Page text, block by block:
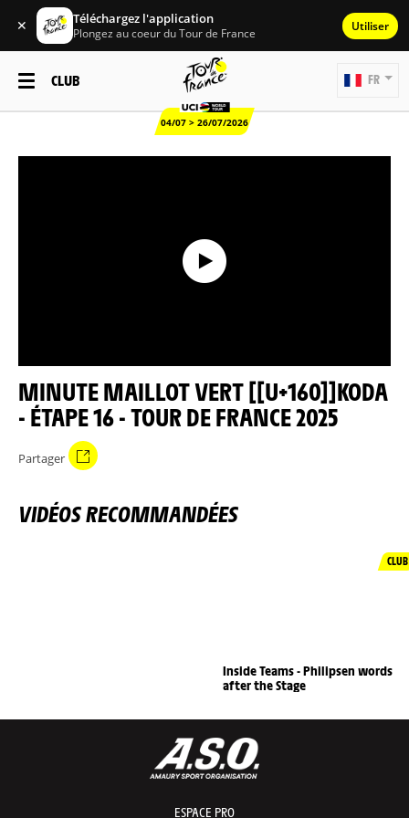
✕ Téléchargez l'application
Plongez au coeur du Tour de France Utiliser
CLUB
04/07 > 26/07/2026
FR
MINUTE MAILLOT VERT [[U+160]]KODA
- ÉTAPE 16 - TOUR DE FRANCE 2025
Partager
VIDÉOS RECOMMANDÉES
CLUB
Inside Teams - Philipsen words
after the Stage
ESPACE PRO